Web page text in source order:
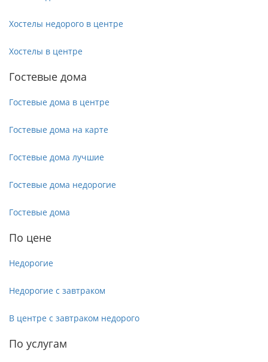
Хостелы недорого в центре
Хостелы в центре
Гостевые дома
Гостевые дома в центре
Гостевые дома на карте
Гостевые дома лучшие
Гостевые дома недорогие
Гостевые дома
По цене
Недорогие
Недорогие с завтраком
В центре с завтраком недорого
По услугам